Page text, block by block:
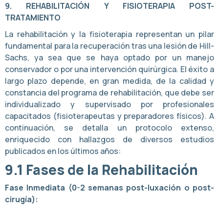
9. REHABILITACIÓN Y FISIOTERAPIA POST-
TRATAMIENTO
La rehabilitación y la fisioterapia representan un pilar
fundamental para la recuperación tras una lesión de Hill-
Sachs, ya sea que se haya optado por un manejo
conservador o por una intervención quirúrgica. El éxito a
largo plazo depende, en gran medida, de la calidad y
constancia del programa de rehabilitación, que debe ser
individualizado y supervisado por profesionales
capacitados (fisioterapeutas y preparadores físicos). A
continuación, se detalla un protocolo extenso,
enriquecido con hallazgos de diversos estudios
publicados en los últimos años:
9.1 Fases de la Rehabilitación
Fase Inmediata (0-2 semanas post-luxación o post-
cirugía):